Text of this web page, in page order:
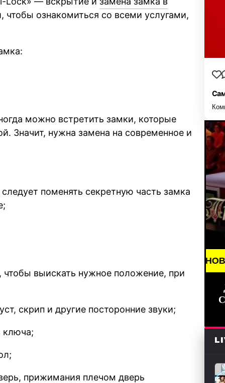
чтобы ознакомиться со всеми услугами,
можно встретить замки, которые
Значит, нужна замена на современное и
поменять секретную часть замка
выискать нужное положение, при
скрип и другие посторонние звуки;
ключа;
прижимания плечом дверь
BREAKING NEWS /// НОВОСТИ